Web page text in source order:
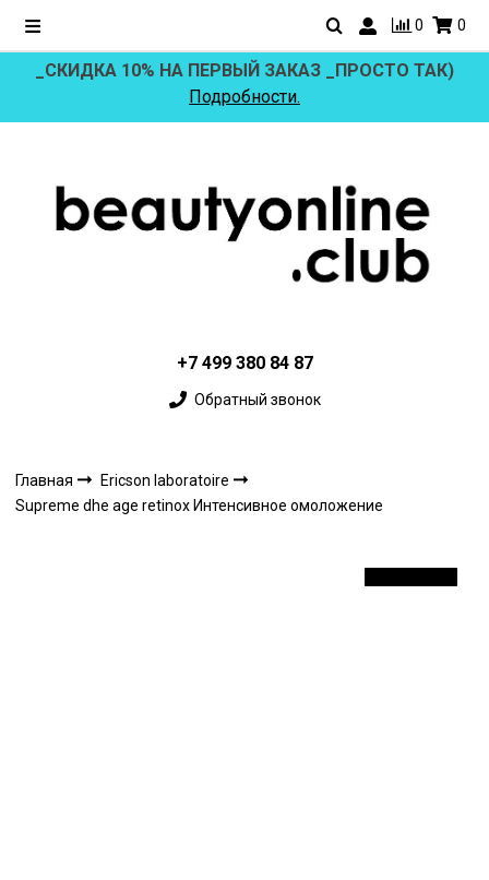
0 0
_СКИДКА 10% НА ПЕРВЫЙ ЗАКАЗ _ПРОСТО ТАК)
Подробности.
+7 499 380 84 87
Обратный звонок
Главная
Ericson laboratoire
Supreme dhe age retinox Интенсивное омоложение